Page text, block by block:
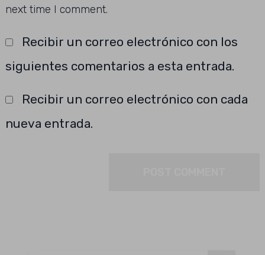
next time I comment.
Recibir un correo electrónico con los
siguientes comentarios a esta entrada.
Recibir un correo electrónico con cada
nueva entrada.